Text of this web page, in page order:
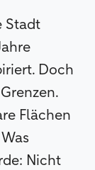
Stadt
Doch
Flächen
Nicht